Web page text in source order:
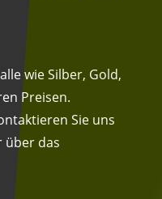
wie Silber, Gold,
Preisen.
Sie uns
über das